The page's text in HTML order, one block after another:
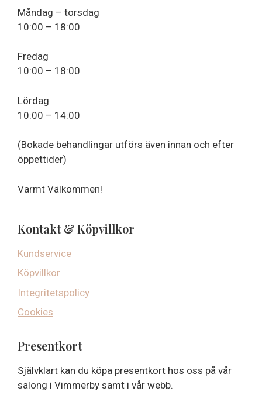
Måndag – torsdag
10:00 – 18:00
Fredag
10:00 – 18:00
Lördag
10:00 – 14:00
(Bokade behandlingar utförs även innan och efter
öppettider)
Varmt Välkommen!
Kontakt & Köpvillkor
Kundservice
Köpvillkor
Integritetspolicy
Cookies
Presentkort
Självklart kan du köpa presentkort hos oss på vår
salong i Vimmerby samt i vår webb.